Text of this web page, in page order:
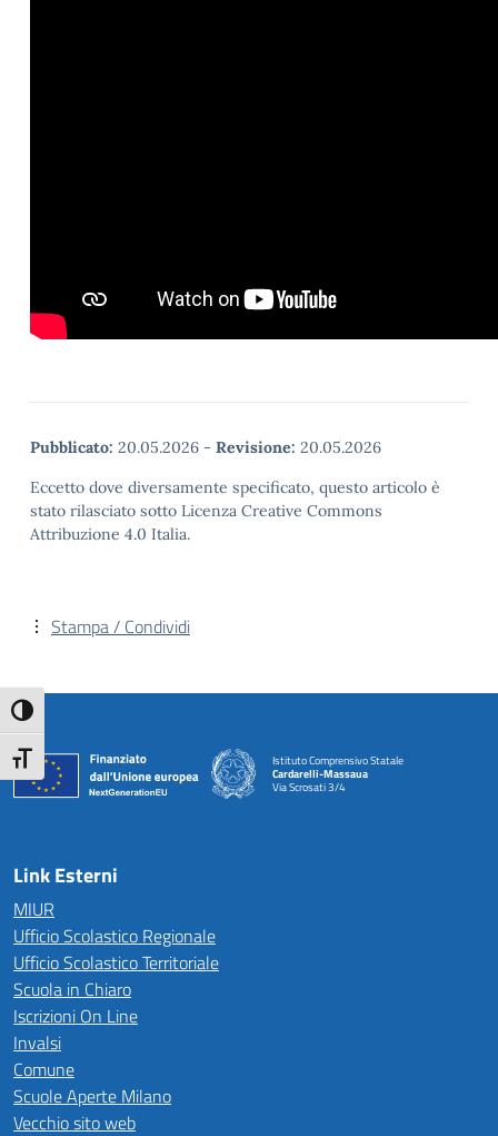
Attiva/disattiva alto contrasto
Attiva/disattiva dimensione testo
Pubblicato: 20.05.2026 - Revisione: 20.05.2026
Eccetto dove diversamente specificato, questo articolo è
stato rilasciato sotto Licenza Creative Commons
Attribuzione 4.0 Italia.
Stampa / Condividi
Istituto Comprensivo Statale
Cardarelli-Massaua
Via Scrosati 3/4
Link Esterni
MIUR
Ufficio Scolastico Regionale
Ufficio Scolastico Territoriale
Scuola in Chiaro
Iscrizioni On Line
Invalsi
Comune
Scuole Aperte Milano
Vecchio sito web